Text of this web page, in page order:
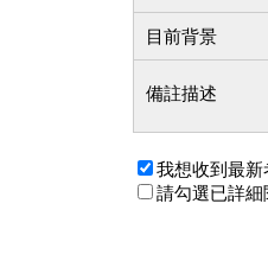
目前背景
備註描述
我想收到最
請勾選已詳細